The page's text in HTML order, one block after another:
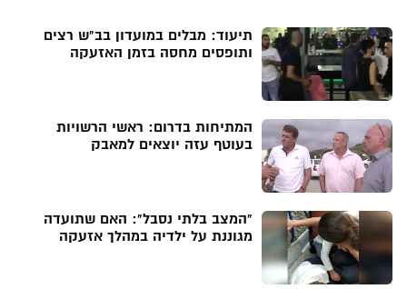
תיעוד: מבלים במועדון בב"ש רצים
ותופסים מחסה בזמן האזעקה
המתיחות בדרום: ראשי הרשויות
בעוטף עזה יוצאים למאבק
"המצב בלתי נסבל": האם שתועדה
מגוננת על ילדיה במהלך אזעקה